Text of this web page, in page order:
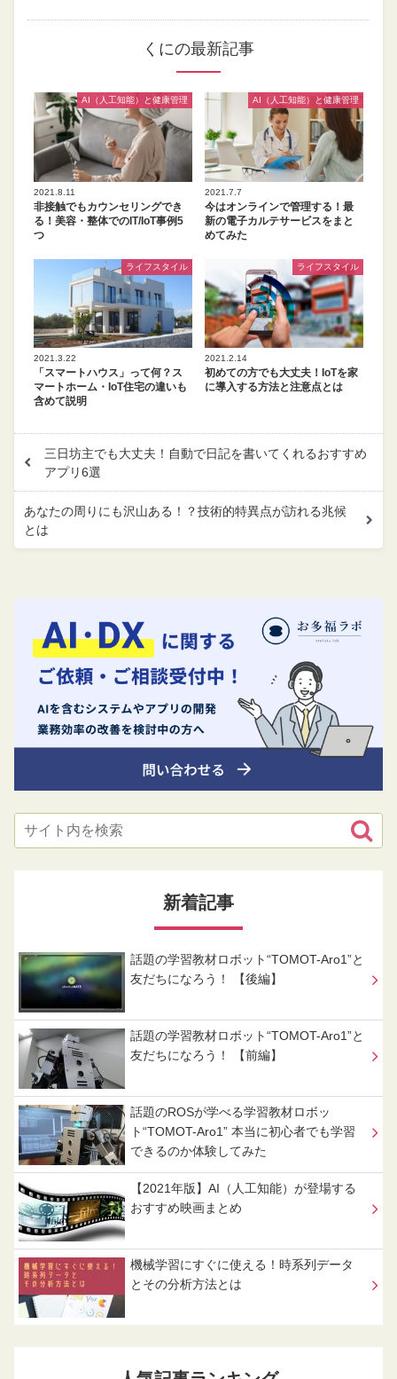
くにの最新記事
AI（人工知能）と健康管理
2021.8.11
非接触でもカウンセリングでき
る！美容・整体でのIT/IoT事例5
つ
AI（人工知能）と健康管理
2021.7.7
今はオンラインで管理する！最
新の電子カルテサービスをまと
めてみた
ライフスタイル
2021.3.22
「スマートハウス」って何？ス
マートホーム・IoT住宅の違いも
含めて説明
ライフスタイル
2021.2.14
初めての方でも大丈夫！IoTを家
に導入する方法と注意点とは
三日坊主でも大丈夫！自動で日記を書いてくれるおすすめ
アプリ6選
あなたの周りにも沢山ある！？技術的特異点が訪れる兆候
とは
新着記事
話題の学習教材ロボット“TOMOT-Aro1”と
友だちになろう！ 【後編】
話題の学習教材ロボット“TOMOT-Aro1”と
友だちになろう！ 【前編】
話題のROSが学べる学習教材ロボッ
ト“TOMOT-Aro1” 本当に初心者でも学習
できるのか体験してみた
【2021年版】AI（人工知能）が登場する
おすすめ映画まとめ
機械学習にすぐに使える！時系列データ
とその分析方法とは